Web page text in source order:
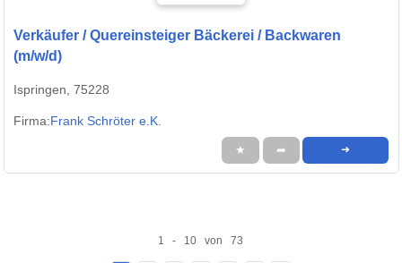
Verkäufer / Quereinsteiger Bäckerei / Backwaren
(m/w/d)
Ispringen, 75228
Firma:Frank Schröter e.K.
★ ➦ ➜
1 - 10 von 73